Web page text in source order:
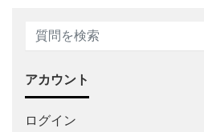
アカウント
ログイン